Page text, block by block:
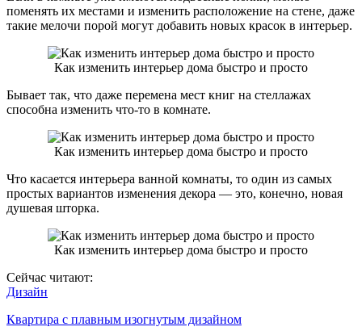
поменять их местами и изменить расположение на стене, даже
такие мелочи порой могут добавить новых красок в интерьер.
Как изменить интерьер дома быстро и просто
Бывает так, что даже перемена мест книг на стеллажах
способна изменить что-то в комнате.
Как изменить интерьер дома быстро и просто
Что касается интерьера ванной комнаты, то один из самых
простых вариантов изменения декора — это, конечно, новая
душевая шторка.
Как изменить интерьер дома быстро и просто
Сейчас читают:
Дизайн
Квартира с плавным изогнутым дизайном